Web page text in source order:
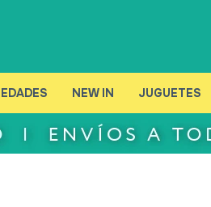
EDADES NEW IN JUGUETES